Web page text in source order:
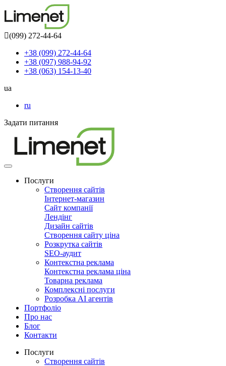
(099) 272-44-64
+38 (099) 272-44-64
+38 (097) 988-94-92
+38 (063) 154-13-40
ua
ru
Задати питання
Toggle
navigationПослуги
Створення сайтів
Інтернет-магазин
Сайт компанії
Лендінг
Дизайн сайтів
Створення сайту ціна
Розкрутка сайтів
SEO-аудит
Контекстна реклама
Контекстна реклама ціна
Товарна реклама
Комплексні послуги
Розробка АІ агентів
Портфоліо
Про нас
Блог
Контакти
Послуги
Створення сайтів